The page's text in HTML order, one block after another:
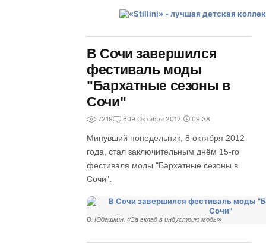
В Сочи завершился
фестиваль моды
"Бархатные сезоны в
Сочи"
7219 609 Октября 2012 09:38
Минувший понедельник, 8 октября 2012
года, стал заключительным днём 15-го
фестиваля моды "Бархатные сезоны в
Сочи".
В. Юдашкин. «За вклад в индустрию моды»